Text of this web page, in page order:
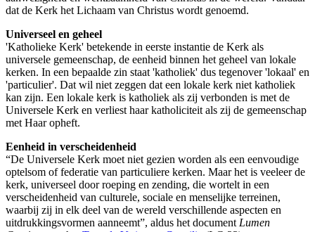
dat de Kerk het Lichaam van Christus wordt genoemd.
Universeel en geheel
'Katholieke Kerk' betekende in eerste instantie de Kerk als
universele gemeenschap, de eenheid binnen het geheel van lokale
kerken. In een bepaalde zin staat 'katholiek' dus tegenover 'lokaal' en
'particulier'. Dat wil niet zeggen dat een lokale kerk niet katholiek
kan zijn. Een lokale kerk is katholiek als zij verbonden is met de
Universele Kerk en verliest haar katholiciteit als zij de gemeenschap
met Haar opheft.
Eenheid in verscheidenheid
“De Universele Kerk moet niet gezien worden als een eenvoudige
optelsom of federatie van particuliere kerken. Maar het is veeleer de
kerk, universeel door roeping en zending, die wortelt in een
verscheidenheid van culturele, sociale en menselijke terreinen,
waarbij zij in elk deel van de wereld verschillende aspecten en
uitdrukkingsvormen aanneemt”, aldus het document Lumen